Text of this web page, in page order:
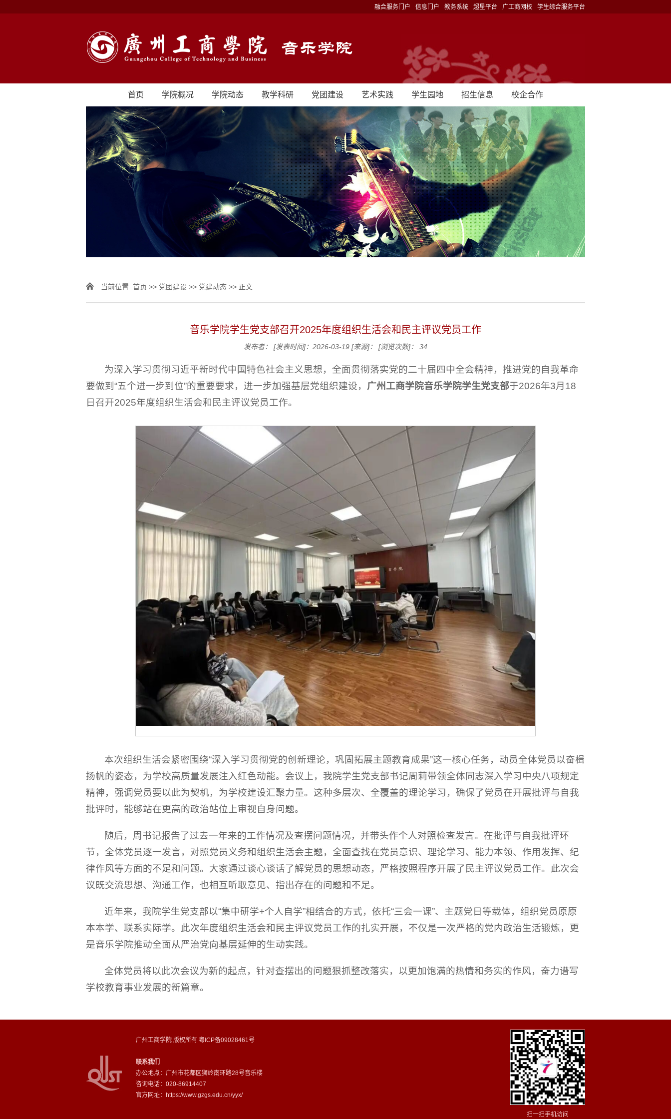
融合服务门户 信息门户 教务系统 超星平台 广工商网校 学生综合服务平台
首页 学院概况 学院动态 教学科研 党团建设 艺术实践 学生园地 招生信息 校企合作
当前位置: 首页 >> 党团建设 >> 党建动态 >> 正文
音乐学院学生党支部召开2025年度组织生活会和民主评议党员工作
发布者： [发表时间]：2026-03-19 [来源]： [浏览次数]： 34
为深入学习贯彻习近平新时代中国特色社会主义思想，全面贯彻落实党的二十届四中全会精神，推进党的自我革命
要做到“五个进一步到位”的重要要求，进一步加强基层党组织建设， 广州工商学院音乐学院学生党支部于2026年3月18
日召开2025年度组织生活会和民主评议党员工作。
本次组织生活会紧密围绕“深入学习贯彻党的创新理论，巩固拓展主题教育成果”这一核心任务，动员全体党员以奋楫
扬帆的姿态，为学校高质量发展注入红色动能。会议上，我院学生党支部书记周莉带领全体同志深入学习中央八项规定
精神，强调党员要以此为契机，为学校建设汇聚力量。这种多层次、全覆盖的理论学习，确保了党员在开展批评与自我
批评时，能够站在更高的政治站位上审视自身问题。
随后，周书记报告了过去一年来的工作情况及查摆问题情况，并带头作个人对照检查发言。在批评与自我批评环
节，全体党员逐一发言，对照党员义务和组织生活会主题，全面查找在党员意识、理论学习、能力本领、作用发挥、纪
律作风等方面的不足和问题。大家通过谈心谈话了解党员的思想动态，严格按照程序开展了民主评议党员工作。此次会
议既交流思想、沟通工作，也相互听取意见、指出存在的问题和不足。
近年来，我院学生党支部以“集中研学+个人自学”相结合的方式，依托“三会一课”、主题党日等载体，组织党员原原
本本学、联系实际学。此次年度组织生活会和民主评议党员工作的扎实开展，不仅是一次严格的党内政治生活锻炼，更
是音乐学院推动全面从严治党向基层延伸的生动实践。
全体党员将以此次会议为新的起点，针对查摆出的问题狠抓整改落实，以更加饱满的热情和务实的作风，奋力谱写
学校教育事业发展的新篇章。
广州工商学院 版权所有 粤ICP备09028461号
联系我们
办公地点：广州市花都区狮岭南环路28号音乐楼
咨询电话：020-86914407
官方网址：https://www.gzgs.edu.cn/yyx/
扫一扫手机访问